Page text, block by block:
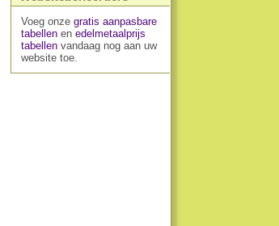
Voeg onze gratis aanpasbare
tabellenen edelmetaalprijs
tabellenvandaag nog aan uw
website toe.